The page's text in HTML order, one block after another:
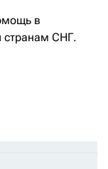
в
странам СНГ.